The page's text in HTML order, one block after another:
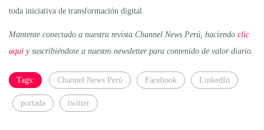
toda iniciativa de transformación digital.
Mantente conectado a nuestra revista Channel News Perú, haciendo clic
aquíy suscribiéndote a nuestro newsletter para contenido de valor diario.
Tags: Channel News Perú Facebook LinkedIn
portada twitter